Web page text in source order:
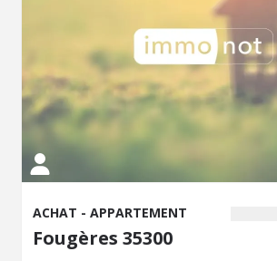
ACHAT - APPARTEMENT
Fougères 35300